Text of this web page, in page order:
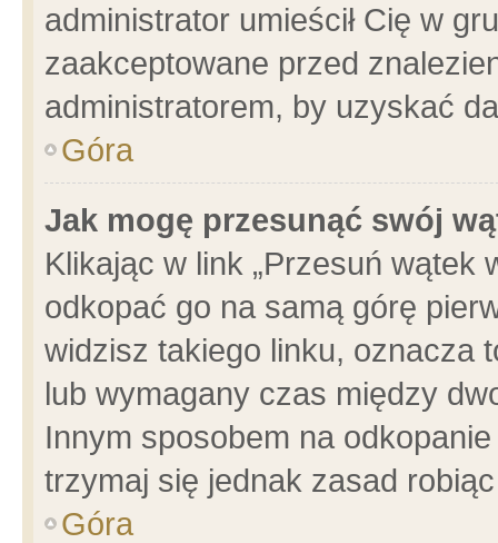
administrator umieścił Cię w
zaakceptowane przed
administratorem, by uzyskać
Góra
Jak mogę przesunąć swój
Klikając w link „Przesuń wątek
odkopać go na samą górę
widzisz takiego linku, oznacza
lub wymagany czas między
Innym sposobem na
trzymaj się jednak zasad
Góra